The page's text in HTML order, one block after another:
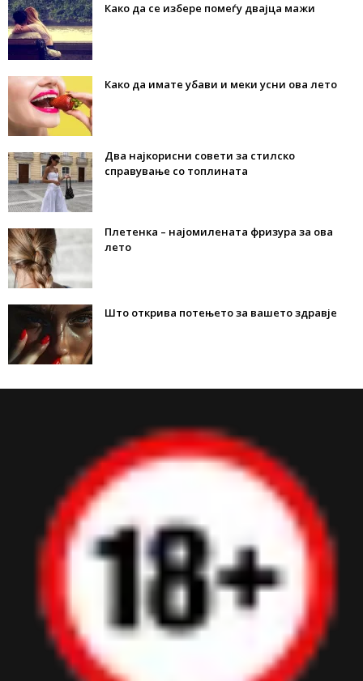
Како да се избере помеѓу двајца мажи
Како да имате убави и меки усни ова лето
Два најкорисни совети за стилско
справување со топлината
Плетенка – најомилената фризура за ова
лето
Што открива потењето за вашето здравје